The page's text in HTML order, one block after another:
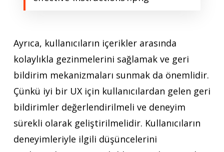
Ayrıca, kullanıcıların içerikler arasında
kolaylıkla gezinmelerini sağlamak ve geri
bildirim mekanizmaları sunmak da önemlidir.
Çünkü iyi bir UX için kullanıcılardan gelen geri
bildirimler değerlendirilmeli ve deneyim
sürekli olarak geliştirilmelidir. Kullanıcıların
deneyimleriyle ilgili düşüncelerini